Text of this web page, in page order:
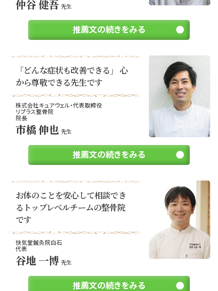
仲谷 健吾 先生
推薦文の続きをみる
「どんな症状も改善できる」 心
から尊敬できる先生です
株式会社キュアウェル・代表取締役
リプラス整骨院
院長
市橋 伸也 先生
推薦文の続きをみる
お体のことを安心して相談でき
るトップレベルチームの整骨院
です
快気堂鍼灸院白石
代表
谷地 一博 先生
推薦文の続きをみる